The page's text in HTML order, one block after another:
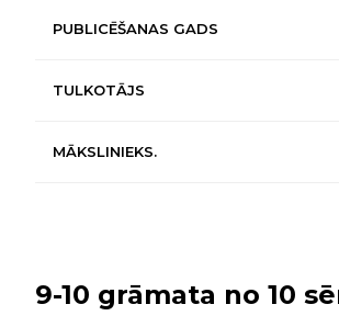
PUBLICĒŠANAS GADS
TULKOTĀJS
MĀKSLINIEKS.
9-10 grāmata no 10